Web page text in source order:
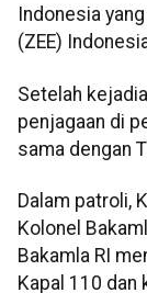
Indonesia
(ZEE)
Setelah
penjagaan di
sama dengan
Dalam patroli,
Kolonel
Bakamla RI
Kapal 110 dan